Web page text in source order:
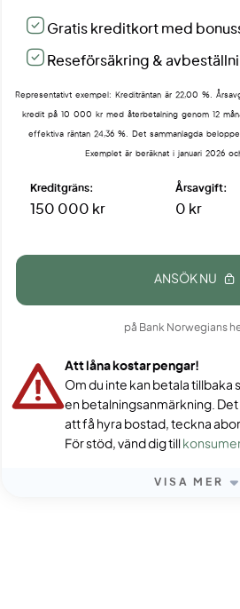
Gratis kreditkort med
Reseförsäkring &
Representativt exempel: Krediträntan är 22,00 %.
kredit på 10 000 kr med återbetalning genom 12
effektiva räntan 24,36 %. Det sammanlagda
Exemplet är beräknat i januari 2026
Kreditgräns:
150 000 kr
Årsavgift:
0 kr
ANSÖK NU
på Bank Norwegians
Att låna kostar pengar!
Om du inte kan betala tillbaka
en betalningsanmärkning.
att få hyra bostad, teckna
För stöd, vänd dig till
VISA MER